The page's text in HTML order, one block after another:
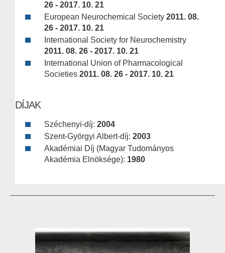
26 - 2017. 10. 21
European Neurochemical Society 2011. 08.
26 - 2017. 10. 21
International Society for Neurochemistry
2011. 08. 26 - 2017. 10. 21
International Union of Pharmacological
Societies 2011. 08. 26 - 2017. 10. 21
DÍJAK
Széchenyi-díj: 2004
Szent-Györgyi Albert-díj: 2003
Akadémiai Díj (Magyar Tudományos
Akadémia Elnöksége): 1980